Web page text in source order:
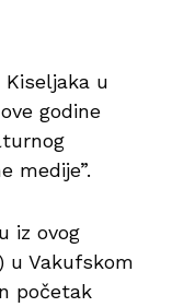
u
godine
medije”.
iz ovog
u Vakufskom
početak